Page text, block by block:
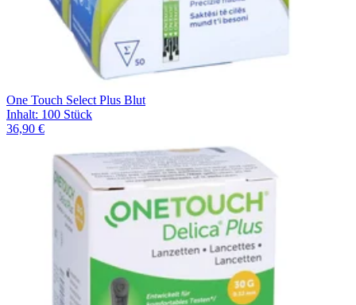
One Touch Select Plus Blut
Inhalt: 100 Stück
36,90 €